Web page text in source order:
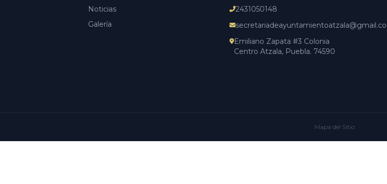
Noticias
Galería
2431050148
Emiliano Zapata #3 Colonia
Centro Atzala, Puebla. 74590
Mapa del Sitio